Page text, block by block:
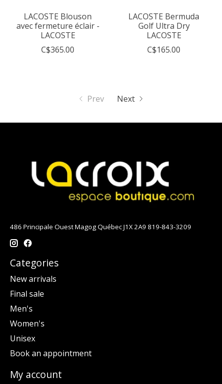
LACOSTE Blouson
avec fermeture éclair -
LACOSTE
C$365.00
LACOSTE Bermuda
Golf Ultra Dry
LACOSTE
C$165.00
Prev Next
486 Principale Ouest Magog Québec J1X 2A9 819-843-3209
Categories
New arrivals
Final sale
Men's
Women's
Unisex
Book an appointment
My account